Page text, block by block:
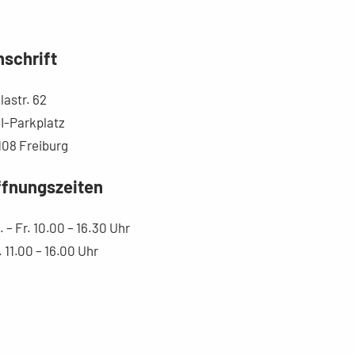
62
Parkplatz
Freiburg
– Fr. 10.00 – 16.30 Uhr
11.00 – 16.00 Uhr